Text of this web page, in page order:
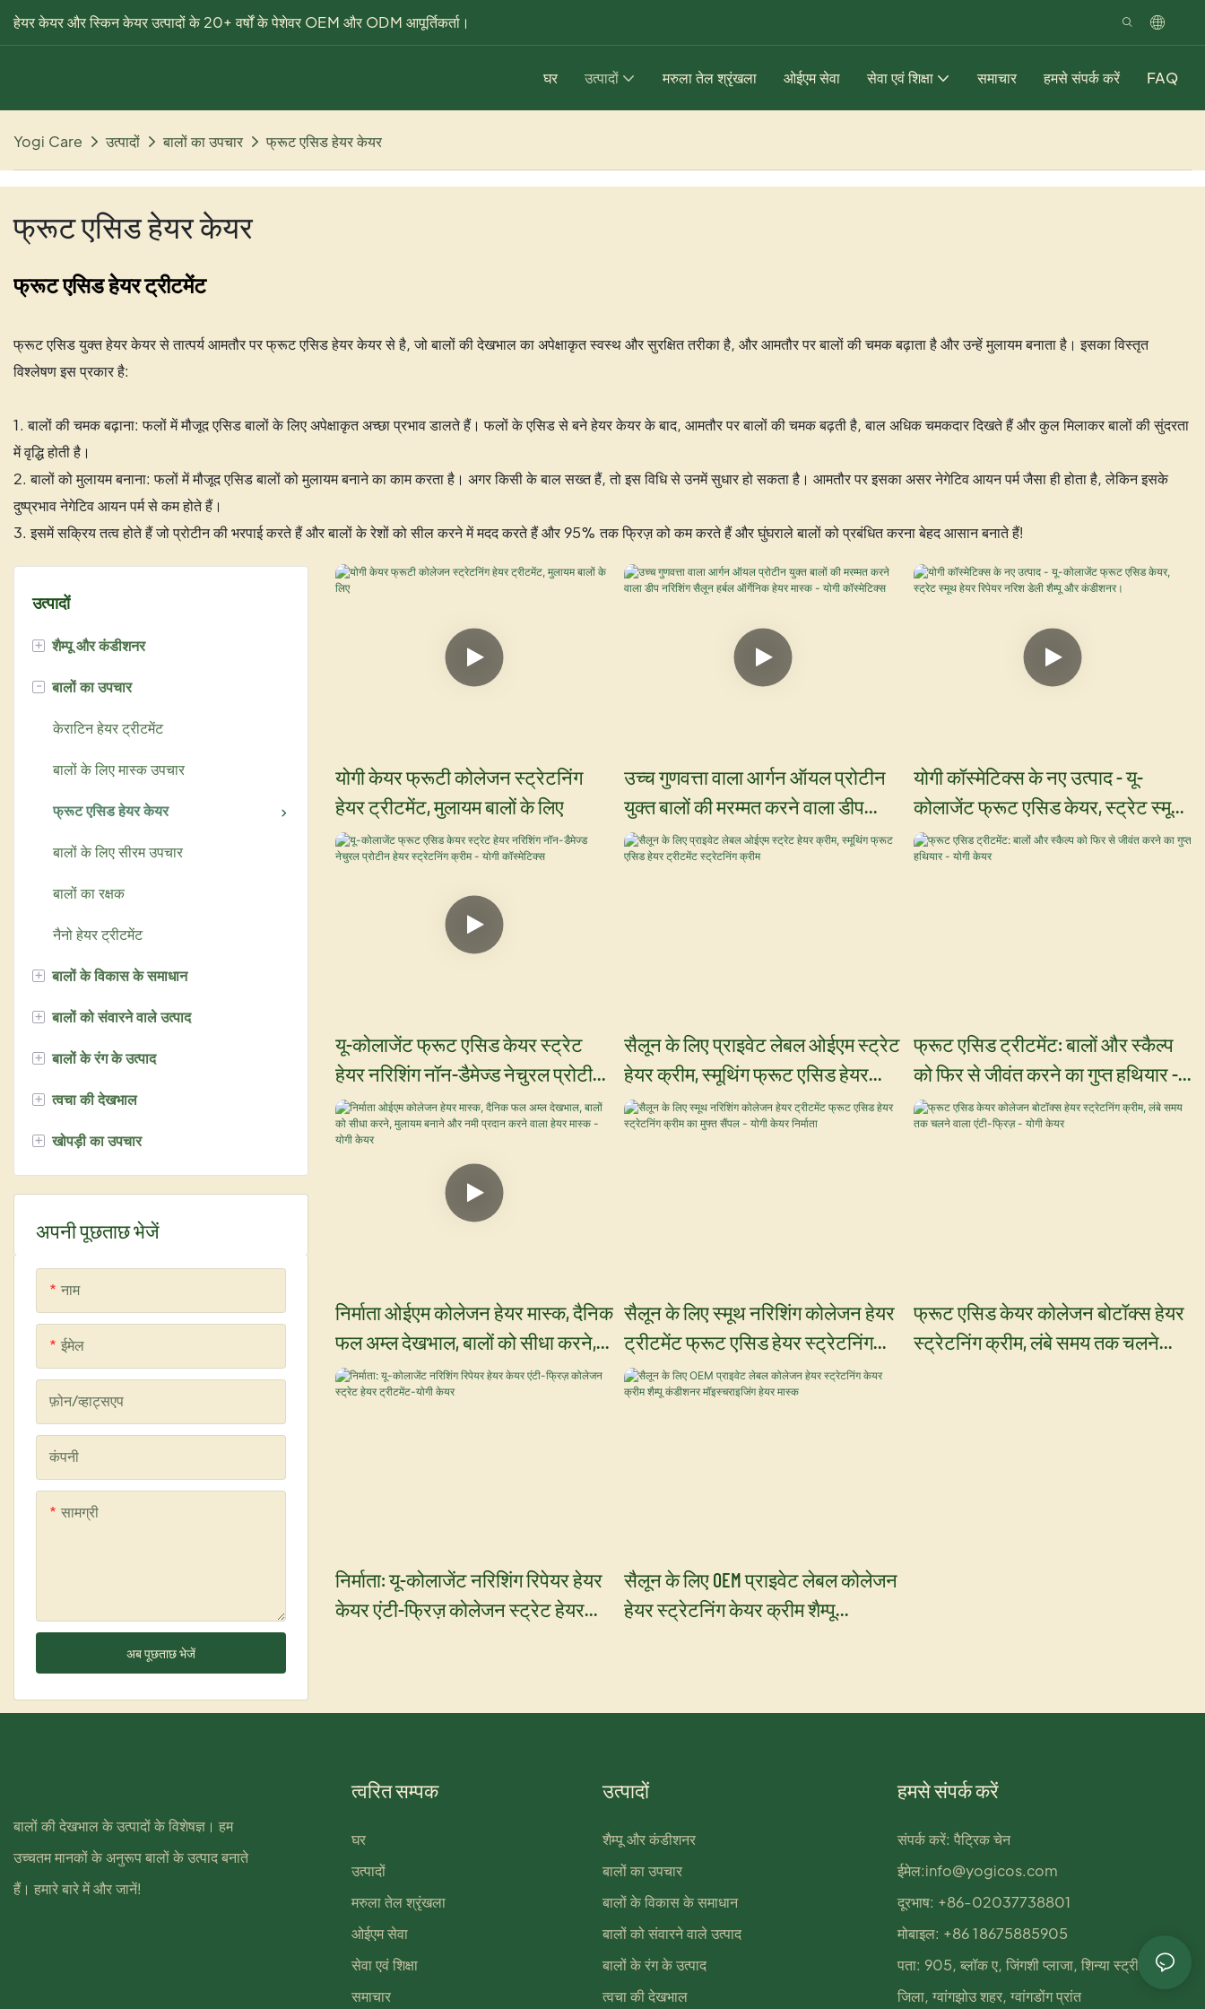
हेयर केयर और स्किन केयर उत्पादों के 20+ वर्षों के पेशेवर OEM और ODM आपूर्तिकर्ता।
घर उत्पादों मरुला तेल श्रृंखला ओईएम सेवा सेवा एवं शिक्षा समाचार हमसे संपर्क करें FAQ
Yogi Care उत्पादों बालों का उपचार फ्रूट एसिड हेयर केयर
फ्रूट एसिड हेयर केयर
फ्रूट एसिड हेयर ट्रीटमेंट
फ्रूट एसिड युक्त हेयर केयर से तात्पर्य आमतौर पर फ्रूट एसिड हेयर केयर से है, जो बालों की देखभाल का अपेक्षाकृत स्वस्थ और सुरक्षित तरीका है, और आमतौर पर बालों की चमक बढ़ाता है और उन्हें मुलायम बनाता है। इसका विस्तृत
विश्लेषण इस प्रकार है:
1. बालों की चमक बढ़ाना: फलों में मौजूद एसिड बालों के लिए अपेक्षाकृत अच्छा प्रभाव डालते हैं। फलों के एसिड से बने हेयर केयर के बाद, आमतौर पर बालों की चमक बढ़ती है, बाल अधिक चमकदार दिखते हैं और कुल मिलाकर बालों की सुंदरता
में वृद्धि होती है।
2. बालों को मुलायम बनाना: फलों में मौजूद एसिड बालों को मुलायम बनाने का काम करता है। अगर किसी के बाल सख्त हैं, तो इस विधि से उनमें सुधार हो सकता है। आमतौर पर इसका असर नेगेटिव आयन पर्म जैसा ही होता है, लेकिन इसके
दुष्प्रभाव नेगेटिव आयन पर्म से कम होते हैं।
3. इसमें सक्रिय तत्व होते हैं जो प्रोटीन की भरपाई करते हैं और बालों के रेशों को सील करने में मदद करते हैं और 95% तक फ्रिज़ को कम करते हैं और घुंघराले बालों को प्रबंधित करना बेहद आसान बनाते हैं!
उत्पादों
+ शैम्पू और कंडीशनर
आर्गन ऑयल शैम्पू
मरुला श्रृंखला
यू केराटिन शैम्पू
सिल्वर शैम्पू
शैम्पू पाउडर
कैवियार शैम्पू
- बालों का उपचार
केराटिन हेयर ट्रीटमेंट
बालों के लिए मास्क उपचार
फ्रूट एसिड हेयर केयर
बालों के लिए सीरम उपचार
बालों का रक्षक
नैनो हेयर ट्रीटमेंट
+ बालों के विकास के समाधान
बायोटिन हेयर ग्रोथ सीरम
अदरक श्रृंखला
+ बालों को संवारने वाले उत्पाद
पर्म लोशन
+ बालों के रंग के उत्पाद
केश रंगना
बालों को ब्लीच करने वाला पाउडर
बालों को ऑक्सीकृत करने वाला पदार्थ
हेयर डाई कंडीशनर
+ त्वचा की देखभाल
चेहरे की सफाई क्रीम
चेहरे की उत्तमांश
फेस सीरम
+ खोपड़ी का उपचार
अपनी पूछताछ भेजें
नाम
ईमेल
फ़ोन/व्हाट्सएप
कंपनी
सामग्री
अब पूछताछ भेजें
योगी केयर फ्रूटी कोलेजन स्ट्रेटनिंग
हेयर ट्रीटमेंट, मुलायम बालों के लिए
उच्च गुणवत्ता वाला आर्गन ऑयल प्रोटीन
युक्त बालों की मरम्मत करने वाला डीप
नरिशिंग सैलून हर्बल ऑर्गेनिक हेयर मास्क -
योगी कॉस्मेटिक्स
योगी कॉस्मेटिक्स के नए उत्पाद - यू-
कोलाजेंट फ्रूट एसिड केयर, स्ट्रेट स्मूथ
हेयर रिपेयर नरिश डेली शैम्पू और
कंडीशनर।
यू-कोलाजेंट फ्रूट एसिड केयर स्ट्रेट
हेयर नरिशिंग नॉन-डैमेज्ड नेचुरल प्रोटीन
हेयर स्ट्रेटनिंग क्रीम - योगी कॉस्मेटिक्स
सैलून के लिए प्राइवेट लेबल ओईएम स्ट्रेट
हेयर क्रीम, स्मूथिंग फ्रूट एसिड हेयर
ट्रीटमेंट स्ट्रेटनिंग क्रीम
फ्रूट एसिड ट्रीटमेंट: बालों और स्कैल्प
को फिर से जीवंत करने का गुप्त हथियार -
योगी केयर
निर्माता ओईएम कोलेजन हेयर मास्क, दैनिक
फल अम्ल देखभाल, बालों को सीधा करने,
मुलायम बनाने और नमी प्रदान करने वाला
हेयर मास्क - योगी केयर
सैलून के लिए स्मूथ नरिशिंग कोलेजन हेयर
ट्रीटमेंट फ्रूट एसिड हेयर स्ट्रेटनिंग
क्रीम का मुफ्त सैंपल - योगी केयर निर्माता
फ्रूट एसिड केयर कोलेजन बोटॉक्स हेयर
स्ट्रेटनिंग क्रीम, लंबे समय तक चलने
निर्माता: यू-कोलाजेंट नरिशिंग रिपेयर हेयर
केयर एंटी-फ्रिज़ कोलेजन स्ट्रेट हेयर
सैलून के लिए OEM प्राइवेट लेबल कोलेजन
हेयर स्ट्रेटनिंग केयर क्रीम शैम्पू
बालों की देखभाल के उत्पादों के विशेषज्ञ। हम
उच्चतम मानकों के अनुरूप बालों के उत्पाद बनाते
हैं। हमारे बारे में और जानें!
त्वरित सम्पक
घर
उत्पादों
मरुला तेल श्रृंखला
ओईएम सेवा
सेवा एवं शिक्षा
समाचार
उत्पादों
शैम्पू और कंडीशनर
बालों का उपचार
बालों के विकास के समाधान
बालों को संवारने वाले उत्पाद
बालों के रंग के उत्पाद
त्वचा की देखभाल
हमसे संपर्क करें
संपर्क करें: पैट्रिक चेन
ईमेल:info@yogicos.com
दूरभाष: +86-02037738801
मोबाइल: +86 18675885905
पता: 905, ब्लॉक ए, जिंगशी प्लाजा, शिन्या स्ट्रीट, हुआडू
जिला, ग्वांगझोउ शहर, ग्वांगडोंग प्रांत